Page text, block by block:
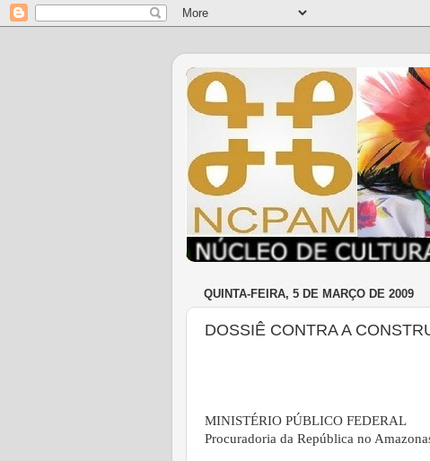
QUINTA-FEIRA, 5 DE MARÇO DE 2009
DOSSIÊ CONTRA A
MINISTÉRIO PÚBLICO FEDERAL
Procuradoria da República no